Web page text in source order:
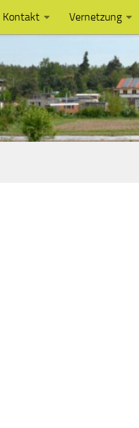
Kontakt Vernetzung